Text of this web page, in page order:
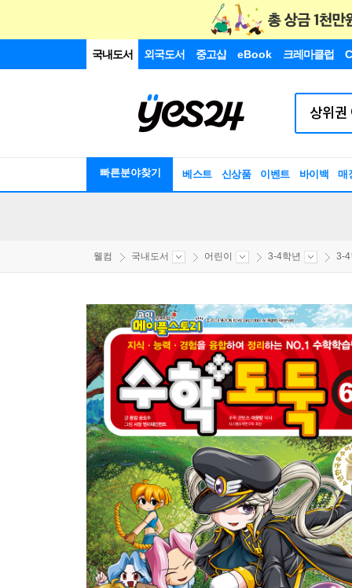
국내도서 외국도서 중고샵 eBook 크레마클럽
빠른분야찾기 베스트 신상품 이벤트 바이백 매
웰컴 국내도서 어린이 3-4학년 3-4